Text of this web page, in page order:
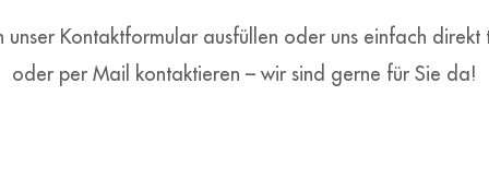
unser Kontaktformular ausfüllen oder uns einfach direkt
oder per Mail kontaktieren – wir sind gerne für Sie da!